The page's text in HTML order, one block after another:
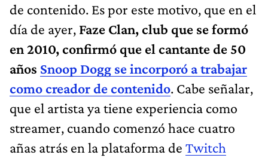
de contenido. Es por este motivo, que en el
día de ayer, Faze Clan, club que se formó
en 2010, confirmó que el cantante de 50
años Snoop Dogg se incorporó a trabajar
como creador de contenido. Cabe señalar,
que el artista ya tiene experiencia como
streamer, cuando comenzó hace cuatro
añas atrás en la plataforma de Twitch